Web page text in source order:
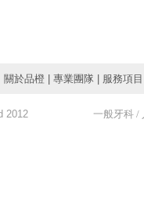
全口矯正、局部矯正、成
關於品橙 專業團隊| 服務項目
2012
一般牙科 /